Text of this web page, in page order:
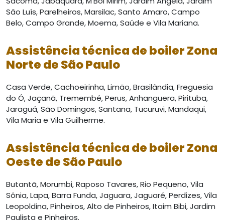
São Luís, Parelheiros, Marsilac, Santo Amaro, Campo
Belo, Campo Grande, Moema, Saúde e Vila Mariana.
Assistência técnica de boiler Zona
Norte de São Paulo
Casa Verde, Cachoeirinha, Limão, Brasilândia, Freguesia
do Ó, Jaçanã, Tremembé, Perus, Anhanguera, Pirituba,
Jaraguá, São Domingos, Santana, Tucuruvi, Mandaqui,
Vila Maria e Vila Guilherme.
Assistência técnica de boiler Zona
Oeste de São Paulo
Butantã, Morumbi, Raposo Tavares, Rio Pequeno, Vila
Sônia, Lapa, Barra Funda, Jaguara, Jaguaré, Perdizes, Vila
Leopoldina, Pinheiros, Alto de Pinheiros, Itaim Bibi, Jardim
Paulista e Pinheiros.